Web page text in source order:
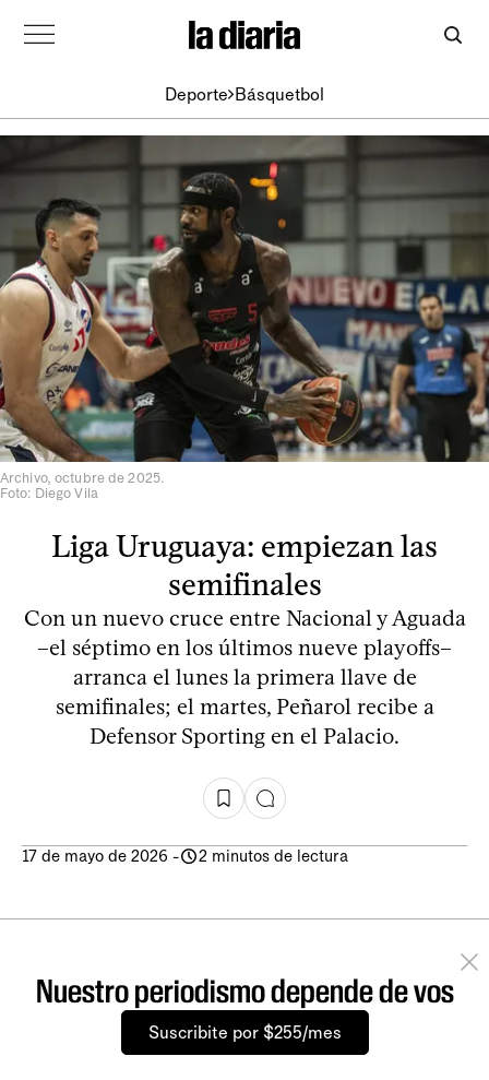
Deporte Básquetbol
Archivo, octubre de 2025.
Foto: Diego Vila
Liga Uruguaya: empiezan las
semifinales
Con un nuevo cruce entre Nacional y Aguada
–el séptimo en los últimos nueve playoffs–
arranca el lunes la primera llave de
semifinales; el martes, Peñarol recibe a
Defensor Sporting en el Palacio.
17 de mayo de 2026 - 2 minutos de lectura
Nuestro periodismo depende de vos
Suscribite por $255/mes